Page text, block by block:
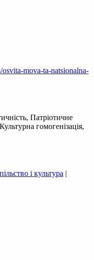
mova-ta-natsionalna-
Патріотичне
гомогенізація,
і культура |